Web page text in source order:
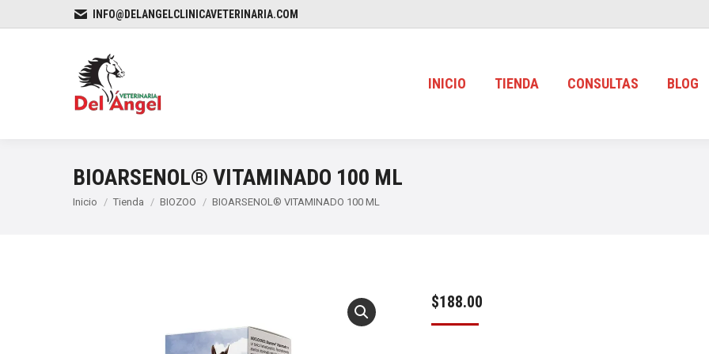
INFO@DELANGELCLINICAVETERINARIA.COM
INICIO TIENDA CONSULTAS BLOG
BIOARSENOL® VITAMINADO 100 ML
Estás aquí:
Inicio Tienda BIOZOO BIOARSENOL® VITAMINADO 100 ML
$188.00